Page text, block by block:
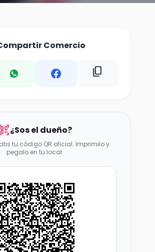
Comercio
content_copy
¿Sos el dueño?
tu código QR oficial. Imprimilo y
pegalo en tu local.